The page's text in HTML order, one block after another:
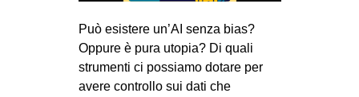
Può esistere un’AI senza bias?
Oppure è pura utopia? Di quali
strumenti ci possiamo dotare per
avere controllo sui dati che